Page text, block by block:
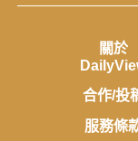
關於
合作/投
服務條